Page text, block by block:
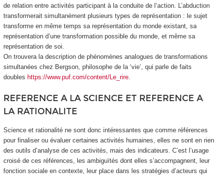
de relation entre activités participant à la conduite de l’action. L’abduction
transformerait simultanément plusieurs types de représentation : le sujet
transforme en même temps sa représentation du monde existant, sa
représentation d’une transformation possible du monde, et même sa
représentation de soi.
On trouvera la description de phénomènes analogues de transformations
simultanées chez Bergson, philosophe de la ‘vie’, qui parle de faits
doubles https://www.puf.com/content/Le_rire.
REFERENCE A LA SCIENCE ET REFERENCE A
LA RATIONALITE
Science et rationalité ne sont donc intéressantes que comme références
pour finaliser ou évaluer certaines activités humaines, elles ne sont en rien
des outils d’analyse de ces activités, mais des indicateurs. C’est l’usage
croisé de ces références, les ambiguïtés dont elles s’accompagnent, leur
fonction sociale en contexte, leur place dans les stratégies d’acteurs qui